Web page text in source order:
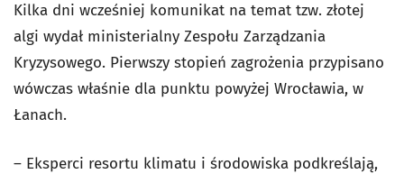
Kilka dni wcześniej komunikat na temat tzw. złotej
algi wydał ministerialny Zespołu Zarządzania
Kryzysowego. Pierwszy stopień zagrożenia przypisano
wówczas właśnie dla punktu powyżej Wrocławia, w
Łanach.
– Eksperci resortu klimatu i środowiska podkreślają,